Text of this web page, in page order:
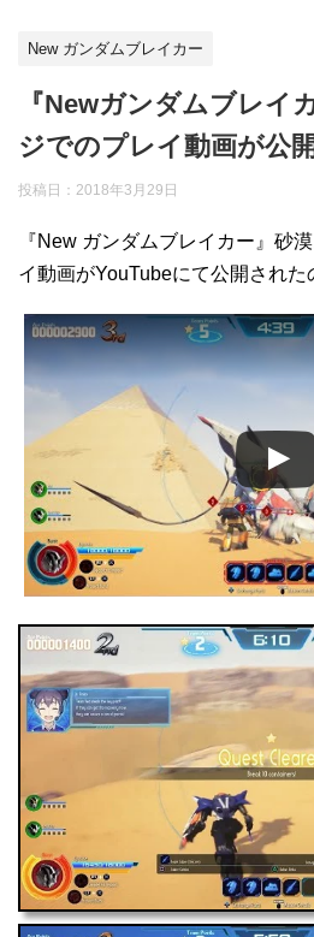
New ガンダムブレイカー
『Newガンダムブレイ
ジでのプレイ動画が公開
投稿日： 2018年3月29日
『New ガンダムブレイカー』砂
イ動画がYouTubeにて公開された
この動画を YouTube で視聴